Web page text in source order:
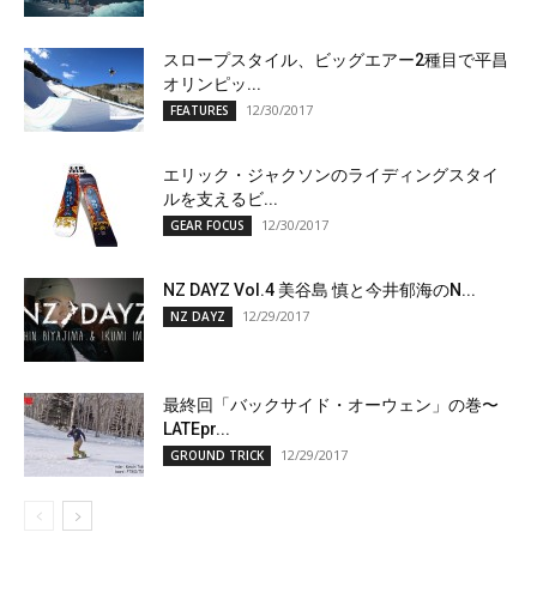
スロープスタイル、ビッグエアー2種目で平昌
オリンピッ...
FEATURES 12/30/2017
エリック・ジャクソンのライディングスタイ
ルを支えるビ...
GEAR FOCUS 12/30/2017
NZ DAYZ Vol.4 美谷島 慎と今井郁海のN...
NZ DAYZ 12/29/2017
最終回「バックサイド・オーウェン」の巻〜
LATEpr...
GROUND TRICK 12/29/2017